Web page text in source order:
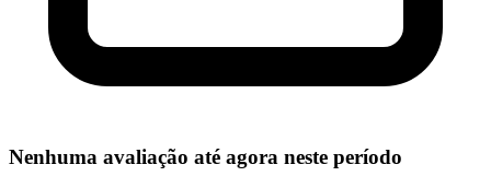
Nenhuma avaliação até agora neste período